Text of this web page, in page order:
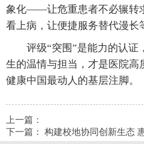
象化——让危重患者不必辗转
看上病，让便捷服务替代漫长
评级“突围”是能力的认证
生的温情与担当，才是医院高
健康中国最动人的基层注脚。
上一篇：
下一篇： 构建校地协同创新生态